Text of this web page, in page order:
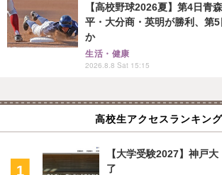
【高校野球2026夏】第4日青
平・大分商・英明が勝利、第
か
生活・健康
2026.8.8 Sat 15:15
高校生アクセスランキング
【大学受験2027】神戸
了